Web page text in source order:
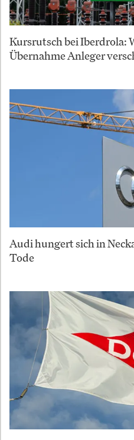
Kursrutsch bei Iberdrola:
Übernahme Anleger
Audi hungert sich in
Tode